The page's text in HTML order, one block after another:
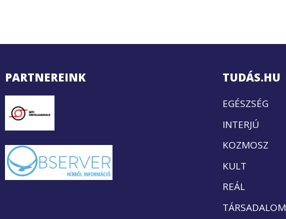
PARTNEREINK TUDÁS.HU
EGÉSZSÉG
INTERJÚ
KOZMOSZ
KULT
REÁL
TÁRSADALOM